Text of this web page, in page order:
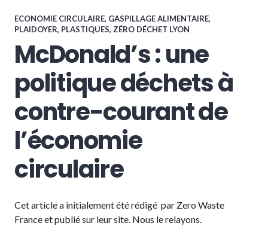
ECONOMIE CIRCULAIRE, GASPILLAGE ALIMENTAIRE,
PLAIDOYER, PLASTIQUES, ZÉRO DÉCHET LYON
McDonald’s : une
politique déchets à
contre-courant de
l’économie
circulaire
Cet article a initialement été rédigé par Zero Waste
France et publié sur leur site. Nous le relayons.